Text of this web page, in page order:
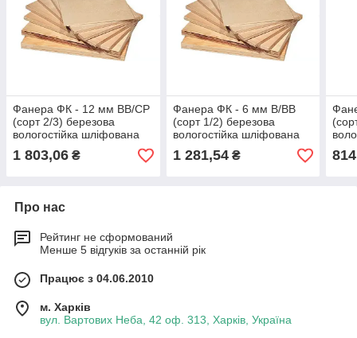
Фанера ФК - 12 мм ВВ/СР
(сорт 2/3) березова
вологостійка шліфована
1 803,06 ₴
Фанера ФК - 6 мм В/ВВ
(сорт 1/2) березова
вологостійка шліфована
1 281,54₴
Про нас
Рейтинг не сформований
Менше 5 відгуків за останній рік
Працює з 04.06.2010
м. Харків
вул. Вартових Неба, 42 оф. 313, Харків, Україна